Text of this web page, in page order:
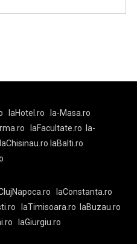
laHotel.ro
la-Masa.ro
laFacultate.ro
la-
laChisinau.ro laBalti.ro
laConstanta.ro
laTimisoara.ro
laBuzau.ro
laGiurgiu.ro